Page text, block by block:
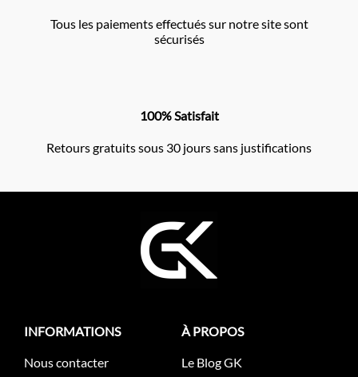
Tous les paiements effectués sur notre site sont
sécurisés
100% Satisfait
Retours gratuits sous 30 jours sans justifications
INFORMATIONS
Nous contacter
À PROPOS
Le Blog GK